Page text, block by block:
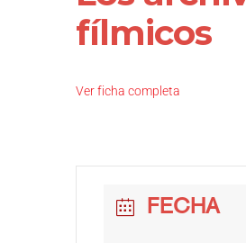
fílmicos
Ver ficha completa
FECHA